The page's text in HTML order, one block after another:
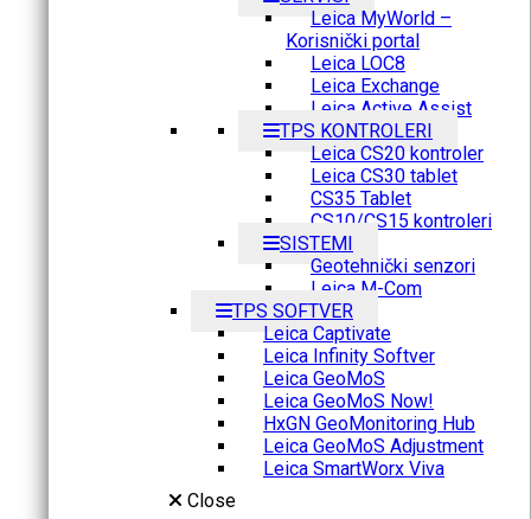
Leica MyWorld –
Korisnički portal
Leica LOC8
Leica Exchange
Leica Active Assist
TPS KONTROLERI
Leica CS20 kontroler
Leica CS30 tablet
CS35 Tablet
CS10/CS15 kontroleri
SISTEMI
Geotehnički senzori
Leica M-Com
TPS SOFTVER
Leica Captivate
Leica Infinity Softver
Leica GeoMoS
Leica GeoMoS Now!
HxGN GeoMonitoring Hub
Leica GeoMoS Adjustment
Leica SmartWorx Viva
Close